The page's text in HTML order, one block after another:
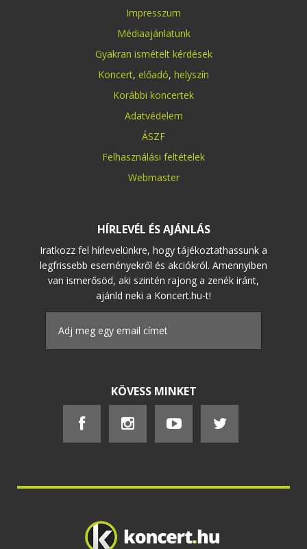
Impresszum
Médiaajánlatunk
Gyakran ismételt kérdések
Koncert, előadó, helyszín
Korábbi koncertek
Adatvédelem
ÁSZF
Felhasználási feltételek
Webmaster
HÍRLEVÉL ÉS AJÁNLÁS
Iratkozz fel hírlevelünkre, hogy tájékoztathassunk a
legfrissebb eseményekről és akciókról. Amennyiben
van ismerősöd, aki szintén rajong a zenék iránt,
ajánld neki a Koncert.hu-t!
KÖVESS MINKET